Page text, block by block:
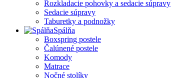
Rozkladacie pohovky a sedacie súpravy
Sedacie súpravy
Taburetky a podnožky
Spálňa
Boxspring postele
Čalúnené postele
Komody
Matrace
Nočné stolíky